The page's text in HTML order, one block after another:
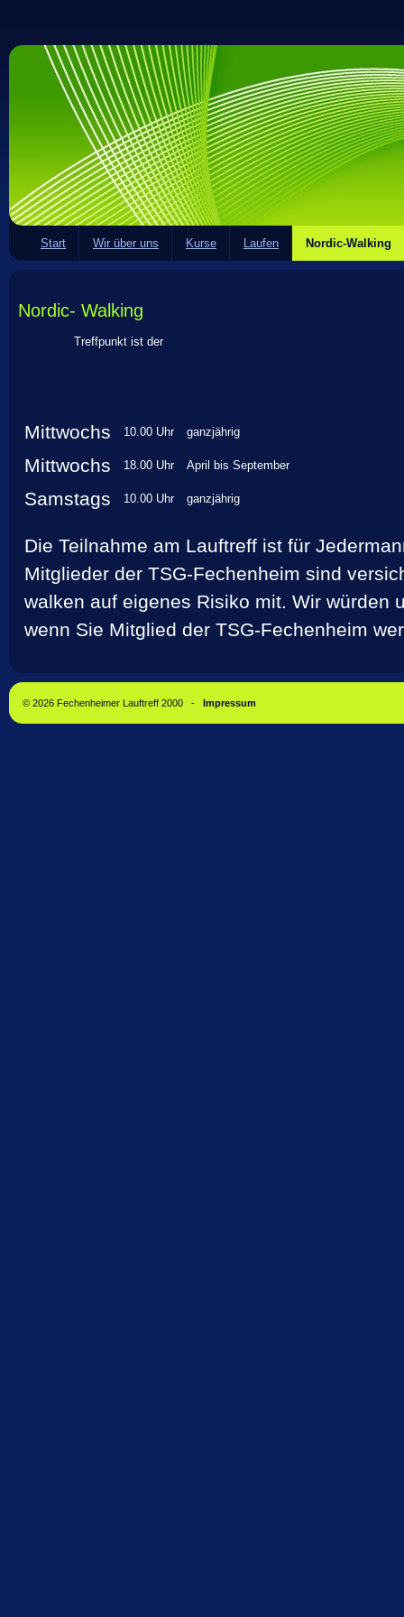
Start Wir über uns Kurse Laufen Nordic-Walking
Nordic- Walking
Treffpunkt ist der
Mittwochs 10.00 Uhr ganzjährig
Mittwochs 18.00 Uhr April bis September
Samstags 10.00 Uhr ganzjährig
Die Teilnahme am Lauftreff ist für
Mitglieder der TSG-Fechenheim sind
walken auf eigenes Risiko mit. Wir würden
wenn Sie Mitglied der TSG-Fechenheim
© 2026 Fechenheimer Lauftreff 2000 - Impressum